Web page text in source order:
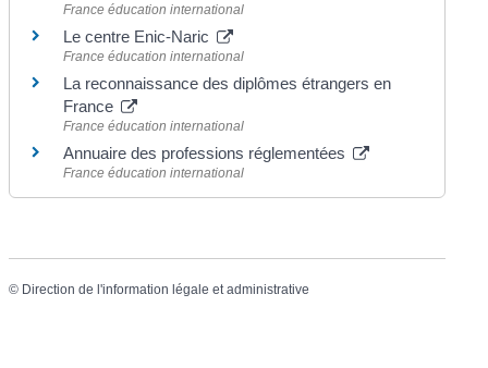
France éducation international
Le centre Enic-Naric
France éducation international
La reconnaissance des diplômes étrangers en
France
France éducation international
Annuaire des professions réglementées
France éducation international
© Direction de l'information légale et administrative